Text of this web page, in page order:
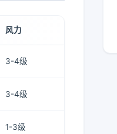
风力
3-4级
3-4级
1-3级